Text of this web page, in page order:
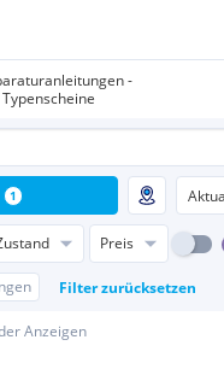
-
Preis
Filter zurücksetzen
1
Anzeigen